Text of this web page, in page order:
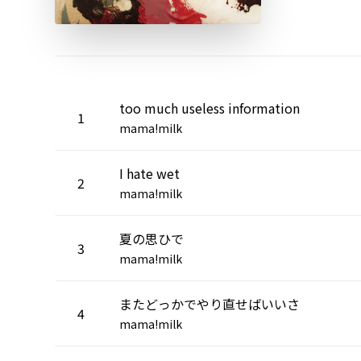
1 too much useless information
mama!milk
2 I hate wet
mama!milk
3 夏の思ひで
mama!milk
4 またどっかでやり直せばいいさ
mama!milk